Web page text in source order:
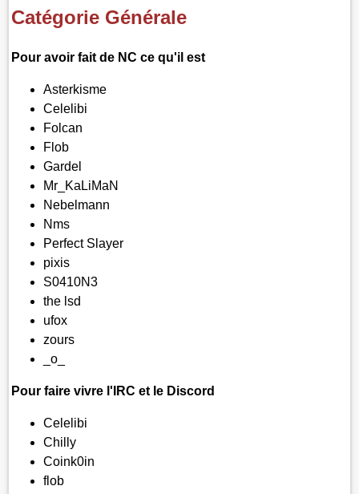
Catégorie Générale
Pour avoir fait de NC ce qu'il est
Asterkisme
Celelibi
Folcan
Flob
Gardel
Mr_KaLiMaN
Nebelmann
Nms
Perfect Slayer
pixis
S0410N3
the lsd
ufox
zours
_o_
Pour faire vivre l'IRC et le Discord
Celelibi
Chilly
Coink0in
flob